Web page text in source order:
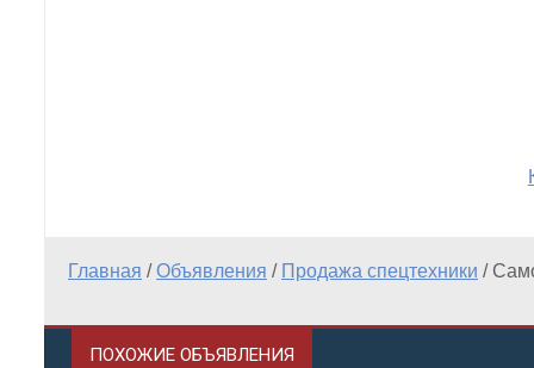
Главная /Объявления / Продажа спецтехники /
ПОХОЖИЕ ОБЪЯВЛЕНИЯ